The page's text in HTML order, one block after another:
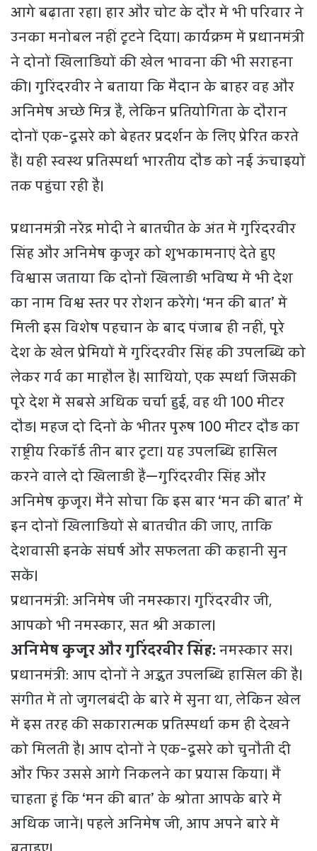
आगे बढ़ाता रहा। हार और चोट के दौर में भी परिवार ने
उनका मनोबल नहीं टूटने दिया। कार्यक्रम में प्रधानमंत्री
ने दोनों खिलाड़ियों की खेल भावना की भी सराहना
की। गुरिंदरवीर ने बताया कि मैदान के बाहर वह और
अनिमेष अच्छे मित्र हैं, लेकिन प्रतियोगिता के दौरान
दोनों एक-दूसरे को बेहतर प्रदर्शन के लिए प्रेरित करते
हैं। यही स्वस्थ प्रतिस्पर्धा भारतीय दौड़ को नई ऊंचाइयों
तक पहुंचा रही है।
प्रधानमंत्री नरेंद्र मोदी ने बातचीत के अंत में गुरिंदरवीर
सिंह और अनिमेष कुजूर को शुभकामनाएं देते हुए
विश्वास जताया कि दोनों खिलाड़ी भविष्य में भी देश
का नाम विश्व स्तर पर रोशन करेंगे। ‘मन की बात’ में
मिली इस विशेष पहचान के बाद पंजाब ही नहीं, पूरे
देश के खेल प्रेमियों में गुरिंदरवीर सिंह की उपलब्धि को
लेकर गर्व का माहौल है। साथियो, एक स्पर्धा जिसकी
पूरे देश में सबसे अधिक चर्चा हुई, वह थी 100 मीटर
दौड़। महज दो दिनों के भीतर पुरुष 100 मीटर दौड़ का
राष्ट्रीय रिकॉर्ड तीन बार टूटा। यह उपलब्धि हासिल
करने वाले दो खिलाड़ी हैं—गुरिंदरवीर सिंह और
अनिमेष कुजूर। मैंने सोचा कि इस बार ‘मन की बात’ में
इन दोनों खिलाड़ियों से बातचीत की जाए, ताकि
देशवासी इनके संघर्ष और सफलता की कहानी सुन
सकें।
प्रधानमंत्री: अनिमेष जी नमस्कार। गुरिंदरवीर जी,
आपको भी नमस्कार, सत श्री अकाल।
अनिमेष कुजूर और गुरिंदरवीर सिंह:नमस्कार सर।
प्रधानमंत्री: आप दोनों ने अद्भुत उपलब्धि हासिल की है।
संगीत में तो जुगलबंदी के बारे में सुना था, लेकिन खेल
में इस तरह की सकारात्मक प्रतिस्पर्धा कम ही देखने
को मिलती है। आप दोनों ने एक-दूसरे को चुनौती दी
और फिर उससे आगे निकलने का प्रयास किया। मैं
चाहता हूं कि ‘मन की बात’ के श्रोता आपके बारे में
अधिक जानें। पहले अनिमेष जी, आप अपने बारे में